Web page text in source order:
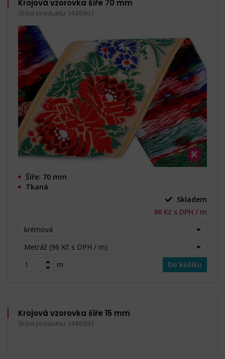
Krojová vzorovka šíře 70 mm
(Kód produktu: 149590)
Šíře: 70 mm
Tkaná
Skladem
96 Kč s DPH / m
krémová
Metráž (96 Kč s DPH / m)
m
Do košíku
Krojová vzorovka šíře 15 mm
(Kód produktu: 149589)